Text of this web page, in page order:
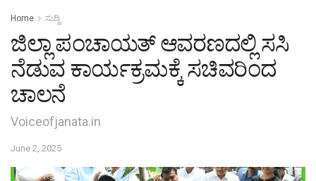
Home ಸುದ್ದಿ
ಜಿಲ್ಲಾ ಪಂಚಾಯತ್ ಆವರಣದಲ್ಲಿ ಸಸಿ
ನೆಡುವ ಕಾರ್ಯಕ್ರಮಕ್ಕೆ ಸಚಿವರಿಂದ
ಚಾಲನೆ
Voiceofjanata.in
June 2, 2025